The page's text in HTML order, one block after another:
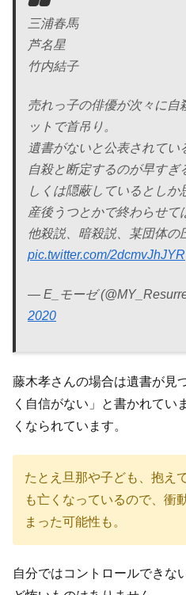
三浦春馬
芦名星
竹内結子
売れっ子の俳優が次々に自
ットで首吊り。
遺書がないと公表されてい
自殺と断定するのが早すぎ
しくは隠蔽しているとしか
産後うつとかで終わらせて
他殺説、暗殺説、某団体の
pic.twitter.com/2dcmvJhJYR
— E_モーゼ
2020
藤木孝さんの場合は遺書が見
く自信がない」と書かれてい
くなられています。
たとえ旦那や子ども、抱え
も亡くなっているので、衝
まった可能性も。
自分ではコントロールできな